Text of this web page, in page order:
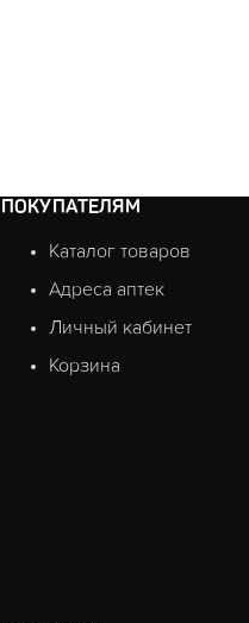
ПОКУПАТЕЛЯМ
Каталог товаров
Адреса аптек
Личный кабинет
Корзина